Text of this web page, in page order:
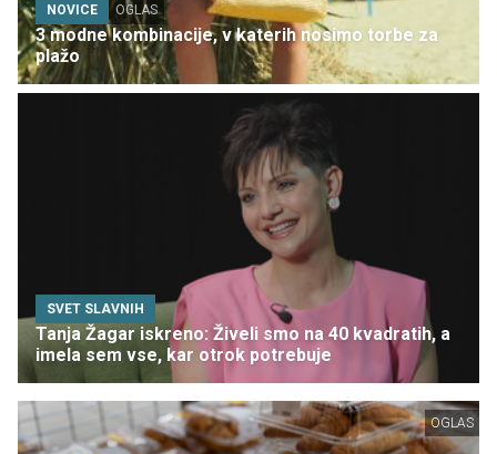
NOVICE OGLAS
3 modne kombinacije, v katerih nosimo torbe za
plažo
SVET SLAVNIH
Tanja Žagar iskreno: Živeli smo na 40 kvadratih, a
imela sem vse, kar otrok potrebuje
OGLAS